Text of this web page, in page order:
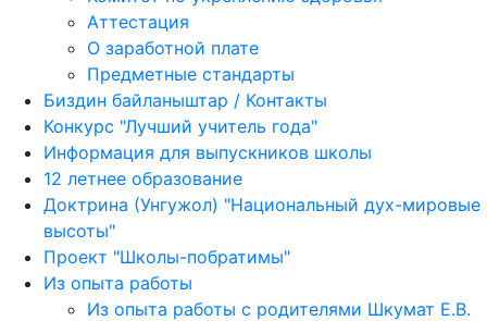
Аттестация
О заработной плате
Предметные стандарты
Биздин байланыштар / Контакты
Конкурс "Лучший учитель года"
Информация для выпускников школы
12 летнее образование
Доктрина (Унгужол) "Национальный дух-мировые
высоты"
Проект "Школы-побратимы"
Из опыта работы
Из опыта работы с родителями Шкумат Е.В.